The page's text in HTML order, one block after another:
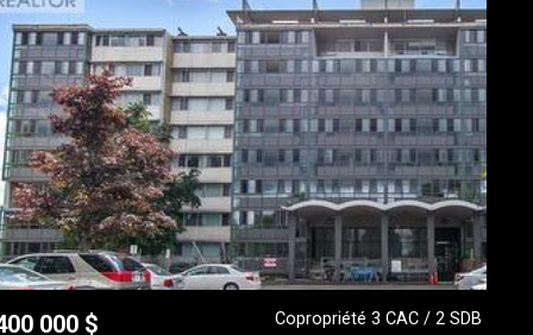
000 $ Copropriété 3 CAC / 2 SDB